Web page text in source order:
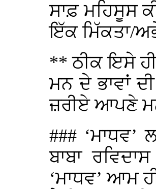
ਸਾਫ਼ ਮਹਿਸੂਸ
ਇੱਕ ਮਿੱਕਤਾ/
** ਠੀਕ ਇਸੇ
ਮਨ ਦੇ ਭਾਵਾਂ
ਜ਼ਰੀਏ ਆਪਣੇ
###
ਬਾਬਾ
‘ਮਾਧਵ’ ਆਮ